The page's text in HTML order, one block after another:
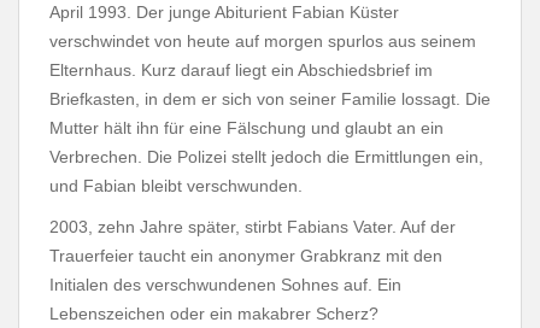
April 1993. Der junge Abiturient Fabian Küster
verschwindet von heute auf morgen spurlos aus seinem
Elternhaus. Kurz darauf liegt ein Abschiedsbrief im
Briefkasten, in dem er sich von seiner Familie lossagt. Die
Mutter hält ihn für eine Fälschung und glaubt an ein
Verbrechen. Die Polizei stellt jedoch die Ermittlungen ein,
und Fabian bleibt verschwunden.
2003, zehn Jahre später, stirbt Fabians Vater. Auf der
Trauerfeier taucht ein anonymer Grabkranz mit den
Initialen des verschwundenen Sohnes auf. Ein
Lebenszeichen oder ein makabrer Scherz?